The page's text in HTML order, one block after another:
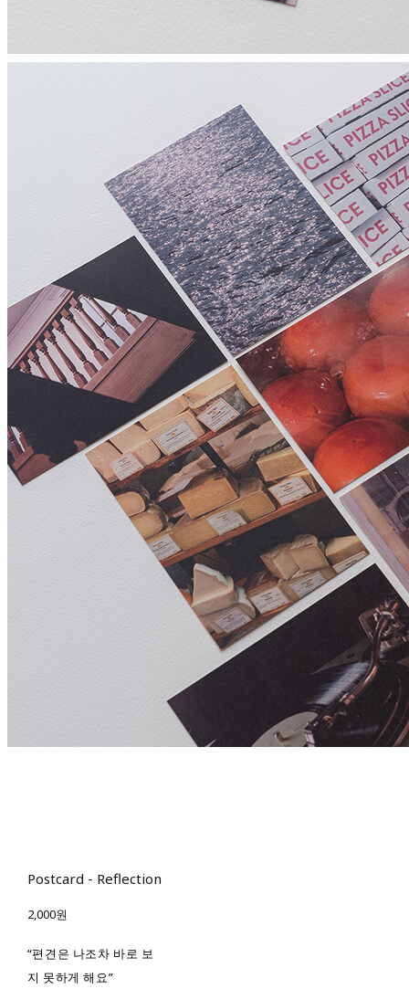
Postcard - Reflection
2,000원
“편견은 나조차 바로 보
지 못하게 해요”